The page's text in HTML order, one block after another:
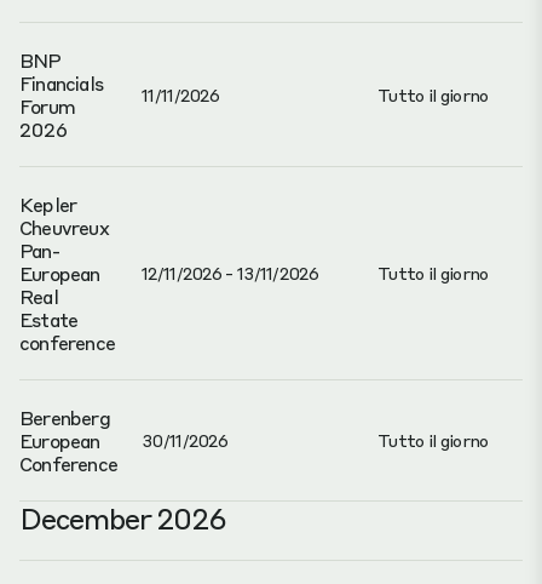
BNP
Financials
Forum
2026
11/11/2026 Tutto il giorno
Kepler
Cheuvreux
Pan-
European
Real
Estate
conference
12/11/2026 - 13/11/2026 Tutto il giorno
Berenberg
European
Conference
30/11/2026 Tutto il giorno
December 2026